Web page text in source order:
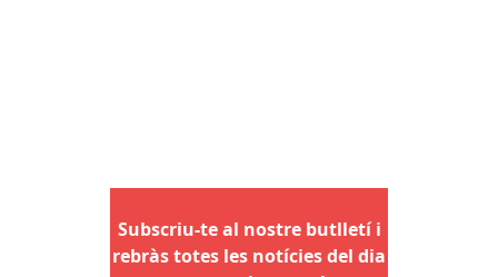
Subscriu-te al nostre butlletí i
rebràs totes les notícies del dia